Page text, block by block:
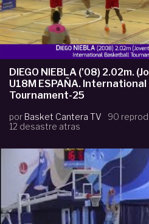
DIEGO NIEBLA ('08) 2.02m.
U18M ESPAÑA. International
Tournament-25
por Basket Cantera TV
90
12 desastre atras